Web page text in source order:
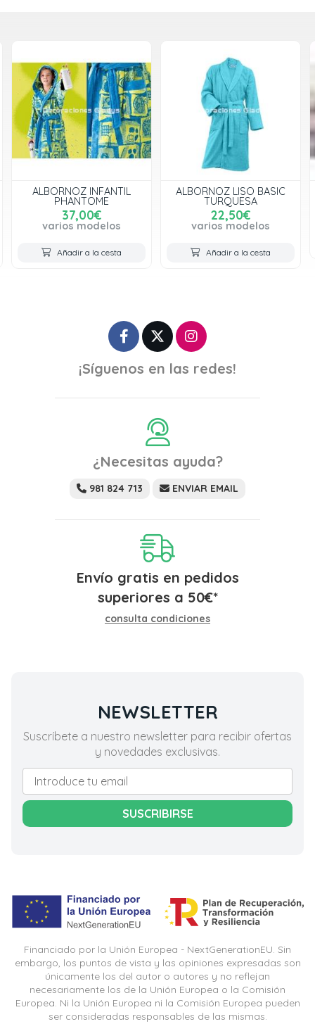
ALBORNOZ LISO BASIC
TURQUESA
22,50€
varios modelos
Añadir a la cesta
ALBORNOZ UNISEX FANCY
54,00€
varios modelos
¡Síguenos en las redes!
¿Necesitas ayuda?
981 824 713 ENVIAR EMAIL
Envío gratis en pedidos
superiores a 50€*
consulta condiciones
NEWSLETTER
Suscríbete a nuestro newsletter para recibir ofertas
y novedades exclusivas.
SUSCRIBIRSE
Financiado por la Unión Europea - NextGenerationEU. Sin
embargo, los puntos de vista y las opiniones expresadas son
únicamente los del autor o autores y no reflejan
necesariamente los de la Unión Europea o la Comisión
Europea. Ni la Unión Europea ni la Comisión Europea pueden
ser consideradas responsables de las mismas.